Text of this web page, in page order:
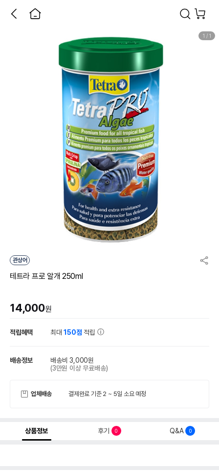
1 / 1
관상어
테트라 프로 알개 250ml
14,000원
적립혜택 최대150점 적립
배송정보
배송비 3,000원
(3만원 이상 무료배송)
업체배송 결제완료 기준 2 ~ 5일 소요 예정
상품정보 후기 0 Q&A 0